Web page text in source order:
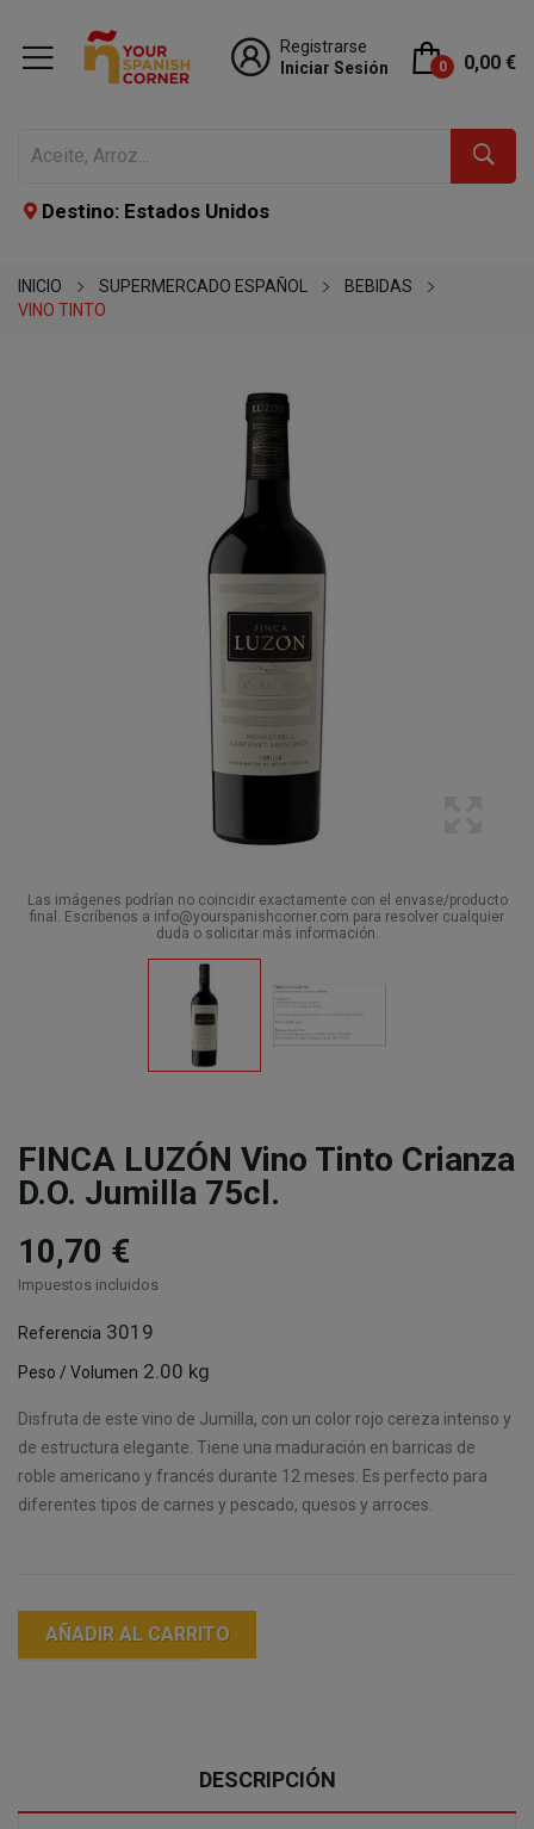
Registrarse
Iniciar Sesión
0 0,00 €
Destino: Estados Unidos
INICIO SUPERMERCADO ESPAÑOL
BEBIDAS
VINO TINTO
Las imágenes podrían no coincidir exactamente con el envase/producto
final. Escríbenos a info@yourspanishcorner.com para resolver cualquier
duda o solicitar más información.
FINCA LUZÓN Vino Tinto Crianza
D.O. Jumilla 75cl.
10,70 €
Impuestos incluidos
Referencia 3019
Peso / Volumen 2.00 kg
Disfruta de este vino de Jumilla, con un color rojo cereza intenso y
de estructura elegante. Tiene una maduración en barricas de
roble americano y francés durante 12 meses. Es perfecto para
diferentes tipos de carnes y pescado, quesos y arroces.
AÑADIR AL CARRITO
DESCRIPCIÓN